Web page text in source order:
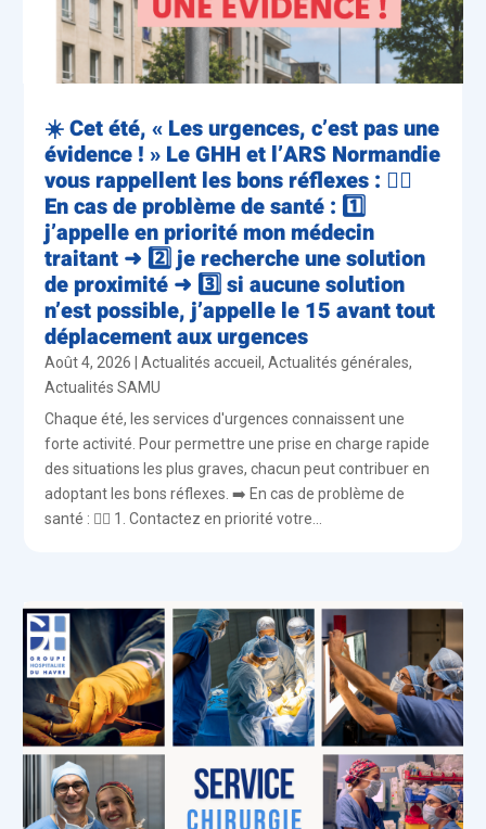
☀️ Cet été, « Les urgences, c’est pas une
évidence ! » Le GHH et l’ARS Normandie
vous rappellent les bons réflexes : 👨‍⚕️
En cas de problème de santé : 1️⃣
j’appelle en priorité mon médecin
traitant ➜ 2️⃣ je recherche une solution
de proximité ➜ 3️⃣ si aucune solution
n’est possible, j’appelle le 15 avant tout
déplacement aux urgences
Août 4, 2026 |Actualités accueil,Actualités générales,
Actualités SAMU
Chaque été, les services d'urgences connaissent une
forte activité. Pour permettre une prise en charge rapide
des situations les plus graves, chacun peut contribuer en
adoptant les bons réflexes. ➡️ En cas de problème de
santé : 👨‍⚕️ 1. Contactez en priorité votre...